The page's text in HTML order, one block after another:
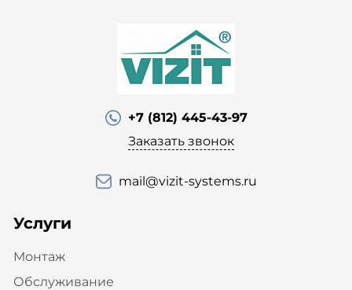
+7 (812) 445-43-97
Заказать звонок
mail@vizit-systems.ru
Услуги
Монтаж
Обслуживание